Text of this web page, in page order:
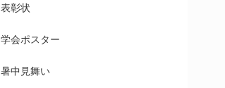
表彰状
学会ポスター
暑中見舞い